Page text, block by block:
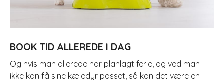
BOOK TID ALLEREDE I DAG
Og hvis man allerede har planlagt ferie, og ved man
ikke kan få sine kæledyr passet, så kan det være en